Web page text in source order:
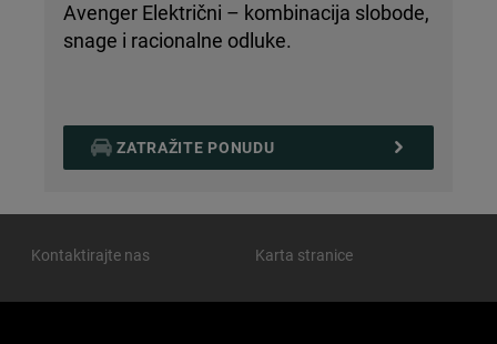
Avenger Električni – kombinacija slobode,
snage i racionalne odluke.
ZATRAŽITE PONUDU
Kontaktirajte nas Karta stranice